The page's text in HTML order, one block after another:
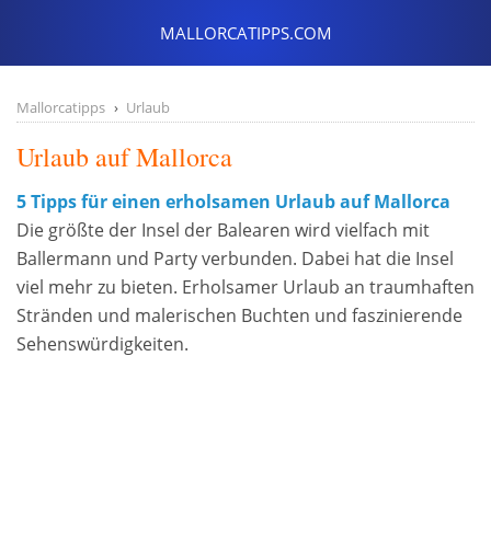
Mallorcatipps Urlaub
Urlaub auf Mallorca
5 Tipps für einen erholsamen Urlaub auf Mallorca
Die größte der Insel der Balearen wird vielfach mit
Ballermann und Party verbunden. Dabei hat die Insel
viel mehr zu bieten. Erholsamer Urlaub an traumhaften
Stränden und malerischen Buchten und faszinierende
Sehenswürdigkeiten.